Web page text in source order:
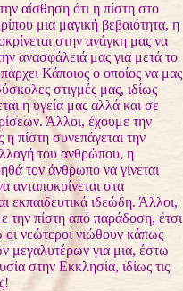
αίσθηση ότι η πίστη στο
μια μαγική βεβαιότητα, η
στην ανάγκη μας να
ανασφάλειά μας για μετά το
Κάποιος ο οποίος να μας
στιγμές μας, ιδίως
η υγεία μας αλλά και σε
Άλλοι, έχουμε την
πίστη συνεπάγεται την
του ανθρώπου, η
τον άνθρωπο να γίνεται
ανταποκρίνεται στα
εκπαιδευτικά ιδεώδη. Άλλοι,
την πίστη από παράδοση, έτσι
νεώτεροι νιώθουν κάπως
μεγαλυτέρων για μια, έστω
στην Εκκλησία, ιδίως τις